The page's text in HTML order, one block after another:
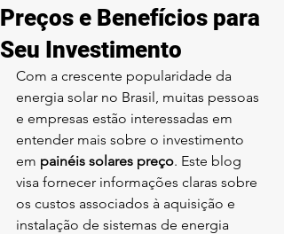
Preços e Benefícios para
Seu Investimento
Com a crescente popularidade da
energia solar no Brasil, muitas pessoas
e empresas estão interessadas em
entender mais sobre o investimento
em painéis solares preço. Este blog
visa fornecer informações claras sobre
os custos associados à aquisição e
instalação de sistemas de energia